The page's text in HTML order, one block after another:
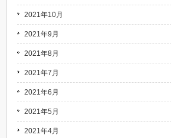
2021年10月
2021年9月
2021年8月
2021年7月
2021年6月
2021年5月
2021年4月